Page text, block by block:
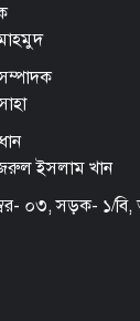
সম্পাদক
ইসলাম খান
০৩, সড়ক- ১/বি,